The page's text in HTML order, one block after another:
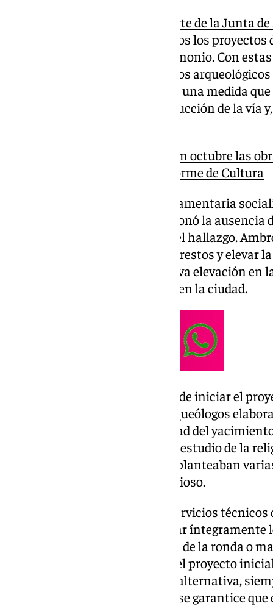
consejera de Cultura y Deporte de la Junta
aseguró ayer martes que no todos los
la Comisión Provincial de Patrimonio. Con
adoptada para proteger los restos
futura Ronda Norte de Córdoba, una medida
yacimiento sin frenar la construcción de la vía
La Junta confía en iniciar en octubre las
Córdoba a la espera del informe de Cultura
Del Pozo respondió así a la parlamentaria
comisión parlamentaria cuestionó la ausencia
Comisión de Patrimonio sobre el hallazgo.
elegida consista en soterrar los restos y elevar
juicio, obligaría a crear una nueva elevación en
“joroba de Asland”, ya existente en la ciudad.
La consejera recordó que antes de iniciar el
arqueológica en la zona. Los arqueólogos
la que destacaban la singularidad del
histórico y arqueológico para el estudio de la
Ándalus. En ese documento se planteaban
conservación del complejo religioso.
Tras analizar la memoria, los servicios
resolución que obliga a preservar
dos opciones: desviar el trazado de la ronda o
elevando ligeramente el nivel del proyecto
desvío y se optó por la segunda alternativa,
documentación arqueológica y se garantice